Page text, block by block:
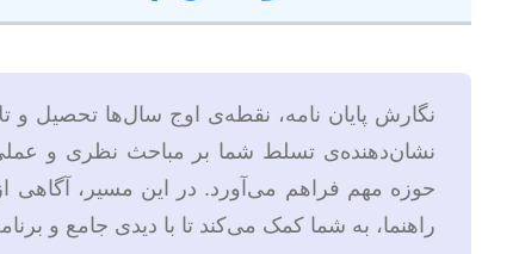
نگارش پایان نامه، نقطه‌ی اوج سال‌ها تحصیل
نشان‌دهنده‌ی تسلط شما بر مباحث نظری و
حوزه مهم فراهم می‌آورد. در این مسیر، آگاهی
راهنما، به شما کمک می‌کند تا با دیدی جامع و